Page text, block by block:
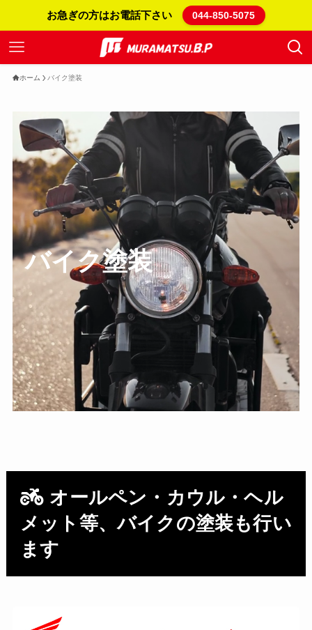
お急ぎの方はお電話下さい 044-850-5075
ホーム バイク塗装
バイク塗装
オールペン・カウル・ヘル
メット等、バイクの塗装も行い
ます